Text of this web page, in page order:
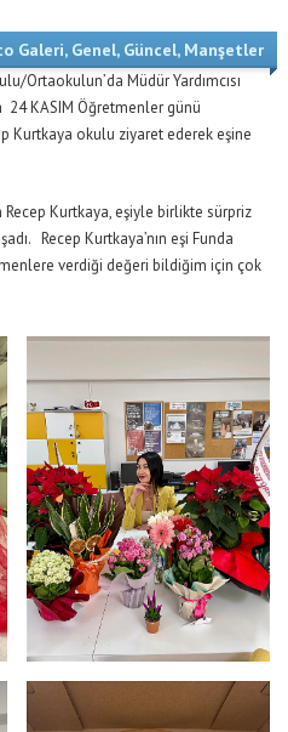
Galeri, Genel, Güncel, Manşetler
Ortaokulun’da Müdür Yardımcısı
24 KASIM Öğretmenler günü
Kurtkaya okulu ziyaret ederek eşine
Kurtkaya, eşiyle birlikte sürpriz
Recep Kurtkaya’nın eşi Funda
verdiği değeri bildiğim için çok